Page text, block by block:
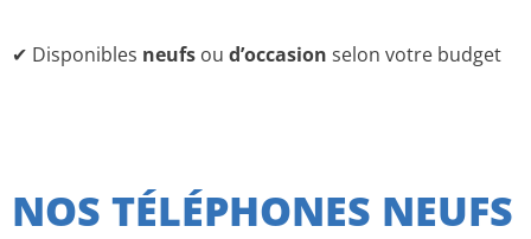
✔ Disponibles neufs ou d’occasion selon votre budget
NOS TÉLÉPHONES NEUFS